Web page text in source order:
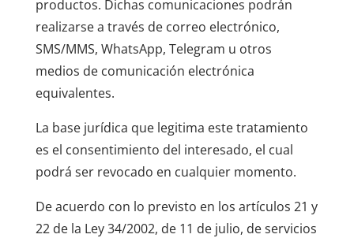
productos. Dichas comunicaciones podrán
realizarse a través de correo electrónico,
SMS/MMS, WhatsApp, Telegram u otros
medios de comunicación electrónica
equivalentes.
La base jurídica que legitima este tratamiento
es el consentimiento del interesado, el cual
podrá ser revocado en cualquier momento.
De acuerdo con lo previsto en los artículos 21 y
22 de la Ley 34/2002, de 11 de julio, de servicios